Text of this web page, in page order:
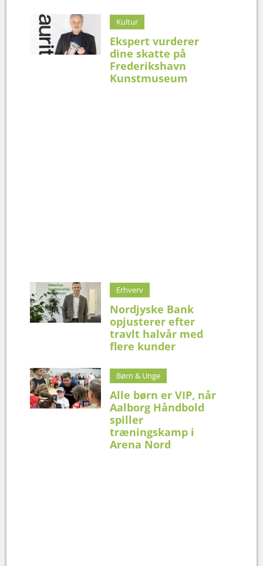
Kultur
Ekspert vurderer
dine skatte på
Frederikshavn
Kunstmuseum
Erhverv
Nordjyske Bank
opjusterer efter
travlt halvår med
flere kunder
Børn & Unge
Alle børn er VIP, når
Aalborg Håndbold
spiller
træningskamp i
Arena Nord